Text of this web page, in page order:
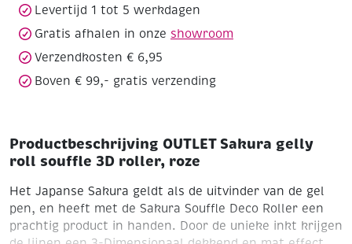
Levertijd 1 tot 5 werkdagen
Gratis afhalen in onze showroom
Verzendkosten € 6,95
Boven € 99,- gratis verzending
Productbeschrijving OUTLET Sakura gelly
roll souffle 3D roller, roze
Het Japanse Sakura geldt als de uitvinder van de gel
pen, en heeft met de Sakura Souffle Deco Roller een
prachtig product in handen. Door de unieke inkt krijgen